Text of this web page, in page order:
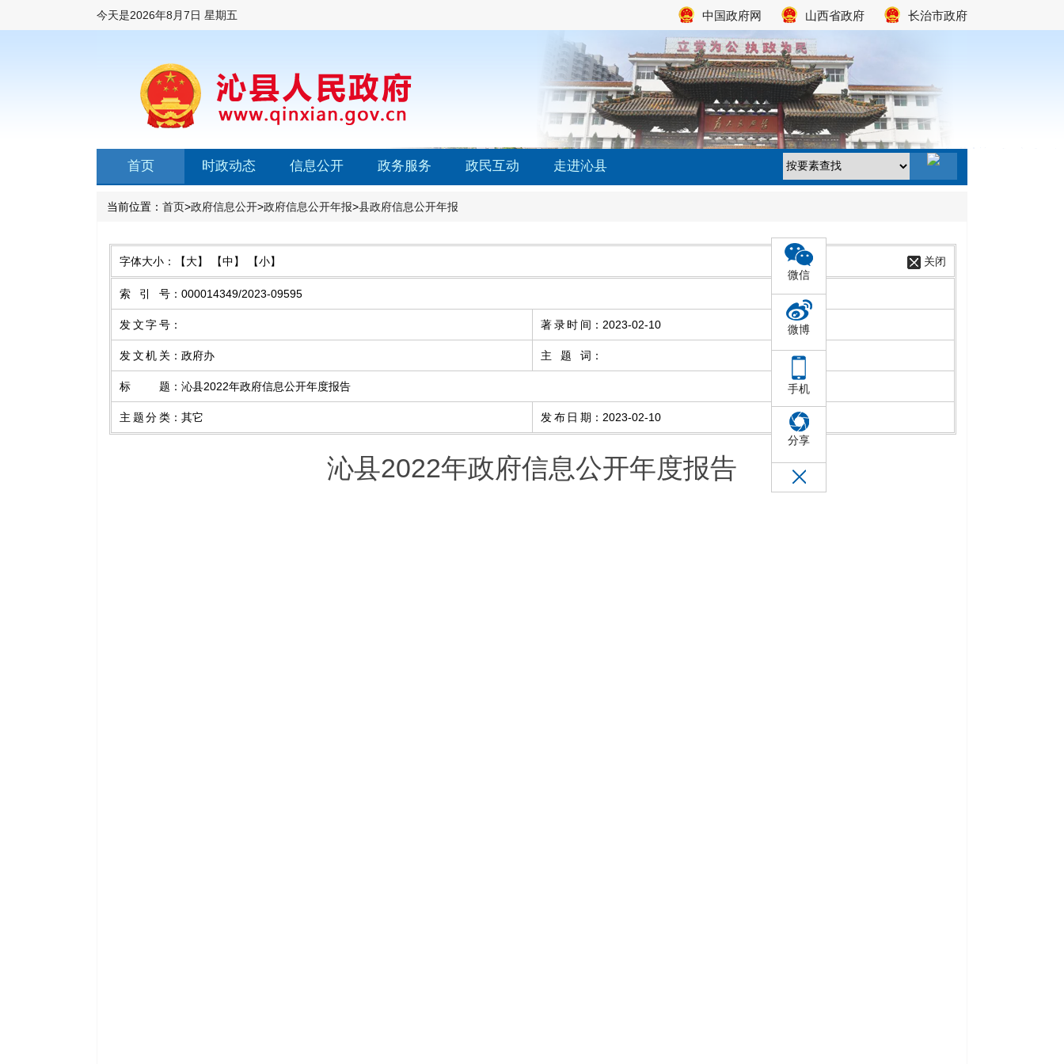
微信
微博
手机
分享
今天是2026年8月7日 星期五 中国政府网 山西省政府 长治市政府
首页 时政动态 信息公开 政务服务 政民互动 走进沁县
当前位置： 首页>政府信息公开>政府信息公开年报>县政府信息公开年报
字体大小： 【大】 【中】 【小】 关闭
索引号 ： 000014349/2023-09595
发文字号 ： 著录时间 ： 2023-02-10
发文机关 ： 政府办 主题词 ：
标题 ： 沁县2022年政府信息公开年度报告
主题分类 ： 其它 发布日期 ： 2023-02-10
沁县2022年政府信息公开年度报告